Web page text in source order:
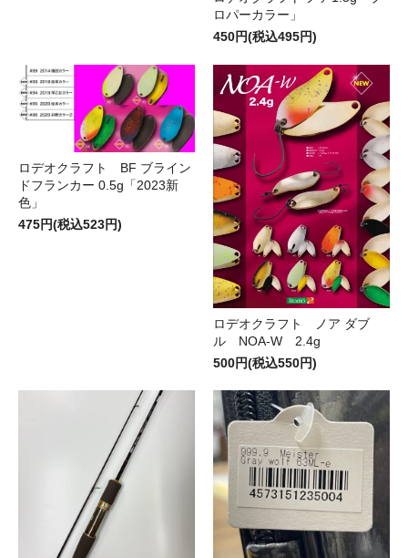
ロパーカラー」
450円(税込495円)
ロデオクラフト BF ブライン
ドフランカー 0.5g「2023新
色」
475円(税込523円)
ロデオクラフト ノア ダブ
ル NOA-W 2.4g
500円(税込550円)